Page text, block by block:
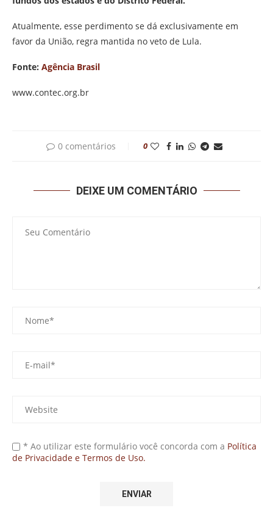
Atualmente, esse perdimento se dá exclusivamente em
favor da União, regra mantida no veto de Lula.
Fonte: Agência Brasil
www.contec.org.br
0 comentários 0
DEIXE UM COMENTÁRIO
* Ao utilizar este formulário você concorda com a Política
de Privacidade e Termos de Uso.